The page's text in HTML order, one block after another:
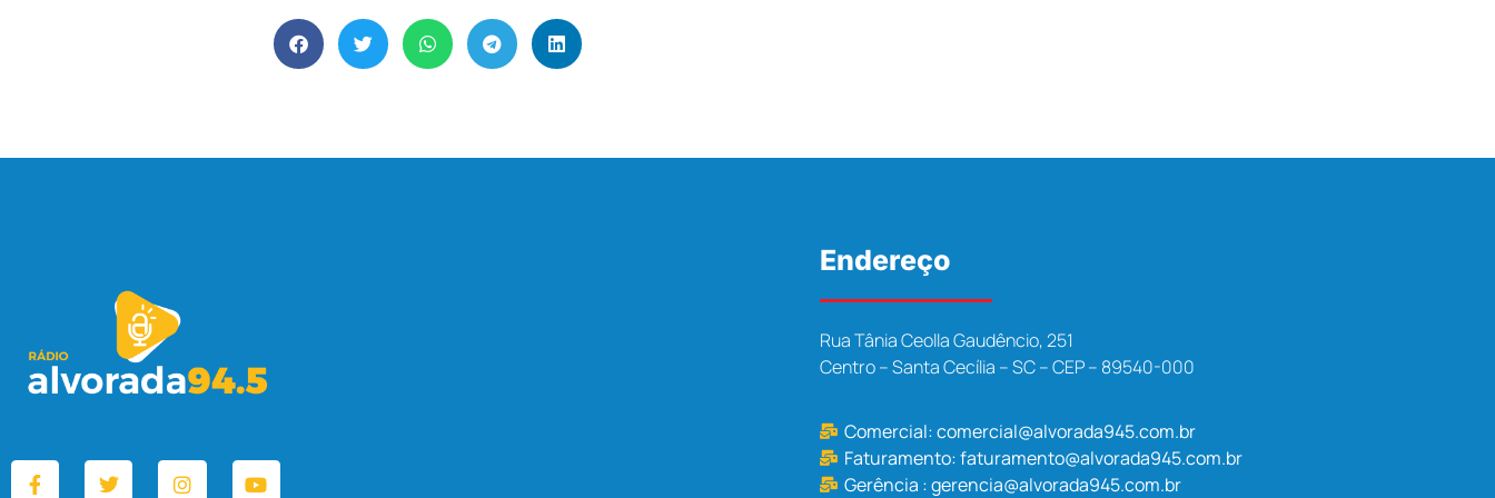
Endereço
Rua Tânia Ceolla Gaudêncio, 251
Centro – Santa Cecília – SC – CEP – 89540-000
Comercial:comercial@alvorada945.com.br
Faturamento:faturamento@alvorada945.com.br
Gerência :gerencia@alvorada945.com.br